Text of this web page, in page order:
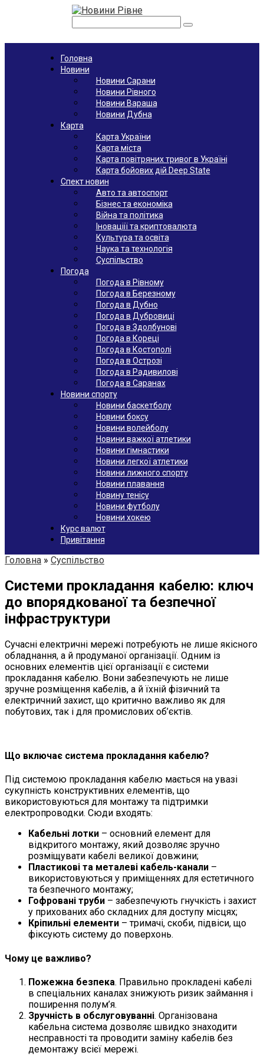
Головна
Новини
Новини Сарани
Новини Рівного
Новини Вараша
Новини Дубна
Карта
Карта України
Карта міста
Карта повітряних тривог в Україні
Карта бойових дій Deep State
Спект новин
Авто та автоспорт
Бізнес та економіка
Війна та політика
Іноваціії та криптовалюта
Культура та освіта
Наука та технологія
Суспільство
Погода
Погода в Рівному
Погода в Березному
Погода в Дубно
Погода в Дубровиці
Погода в Здолбунові
Погода в Кореці
Погода в Костополі
Погода в Острозі
Погода в Радивилові
Погода в Саранах
Новини спорту
Новини баскетболу
Новини боксу
Новини волейболу
Новини важкої атлетики
Новини гімнастики
Новини легкої атлетики
Новини лижного спорту
Новини плавання
Новину тенісу
Новини футболу
Новини хокею
Курс валют
Привітання
Головна » Суспільство
Системи прокладання кабелю: ключ
до впорядкованої та безпечної
інфраструктури
Сучасні електричні мережі потребують не лише якісного
обладнання, а й продуманої організації. Одним із
основних елементів цієї організації є системи
прокладання кабелю. Вони забезпечують не лише
зручне розміщення кабелів, а й їхній фізичний та
електричний захист, що критично важливо як для
побутових, так і для промислових об’єктів.
Що включає система прокладання кабелю?
Під системою прокладання кабелю мається на увазі
сукупність конструктивних елементів, що
використовуються для монтажу та підтримки
електропроводки. Сюди входять:
Кабельні лотки – основний елемент для
відкритого монтажу, який дозволяє зручно
розміщувати кабелі великої довжини;
Пластикові та металеві кабель-канали –
використовуються у приміщеннях для естетичного
та безпечного монтажу;
Гофровані труби – забезпечують гнучкість і захист
у прихованих або складних для доступу місцях;
Кріпильні елементи – тримачі, скоби, підвіси, що
фіксують систему до поверхонь.
Чому це важливо?
Пожежна безпека. Правильно прокладені кабелі
в спеціальних каналах знижують ризик займання і
поширення полум’я.
Зручність в обслуговуванні. Організована
кабельна система дозволяє швидко знаходити
несправності та проводити заміну кабелів без
демонтажу всієї мережі.